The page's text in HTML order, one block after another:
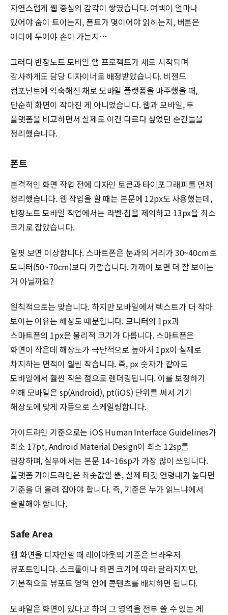
자연스럽게 웹 중심의 감각이 쌓였습니다. 여백이 얼마나
있어야 숨이 트이는지, 폰트가 몇이어야 읽히는지, 버튼은
어디에 두어야 손이 가는지…
그러다 반장노트 모바일 앱 프로젝트가 새로 시작되며
감사하게도 담당 디자이너로 배정받았습니다. 비젠드
컴포넌트에 익숙해진 채로 모바일 플랫폼을 마주했을 때,
단순히 화면이 작아진 게 아니었습니다. 웹과 모바일, 두
플랫폼을 비교하면서 실제로 이건 다르다 싶었던 순간들을
정리했습니다.
폰트
본격적인 화면 작업 전에 디자인 토큰과 타이포그래피를 먼저
정리했습니다. 웹 작업을 할 때는 본문에 12px도 사용했는데,
반장노트 모바일 작업에서는 라벨·칩을 제외하고 13px을 최소
크기로 잡았습니다.
얼핏 보면 이상합니다. 스마트폰은 눈과의 거리가 30~40cm로
모니터(50~70cm)보다 가깝습니다. 가까이 보면 더 잘 보이는
거 아닐까요?
원칙적으로는 맞습니다. 하지만 모바일에서 텍스트가 더 작아
보이는 이유는 해상도 때문입니다. 모니터의 1px과
스마트폰의 1px은 물리적 크기가 다릅니다. 스마트폰은
화면이 작은데 해상도가 극단적으로 높아서 1px이 실제로
차지하는 면적이 훨씬 작습니다. 즉, px 숫자가 같아도
모바일에서 훨씬 작은 점으로 렌더링됩니다. 이를 보정하기
위해 모바일은 sp(Android), pt(iOS) 단위를 써서 기기
해상도에 맞게 자동으로 스케일링합니다.
가이드라인 기준으로는 iOS Human Interface Guidelines가
최소 17pt, Android Material Design이 최소 12sp를
권장하며, 실무에서는 본문 14~16sp가 가장 많이 쓰입니다.
플랫폼 가이드라인은 최솟값일 뿐, 실제 타깃 연령대가 높다면
기준을 더 올려 잡아야 합니다. 즉, 기준은 누가 읽느냐에서
출발해야 합니다.
Safe Area
웹 화면을 디자인할 때 레이아웃의 기준은 브라우저
뷰포트입니다. 스크롤이나 화면 크기에 따라 달라지지만,
기본적으로 뷰포트 영역 안에 콘텐츠를 배치하면 됩니다.
모바일은 화면이 있다고 하여 그 영역을 전부 쓸 수 있는 게